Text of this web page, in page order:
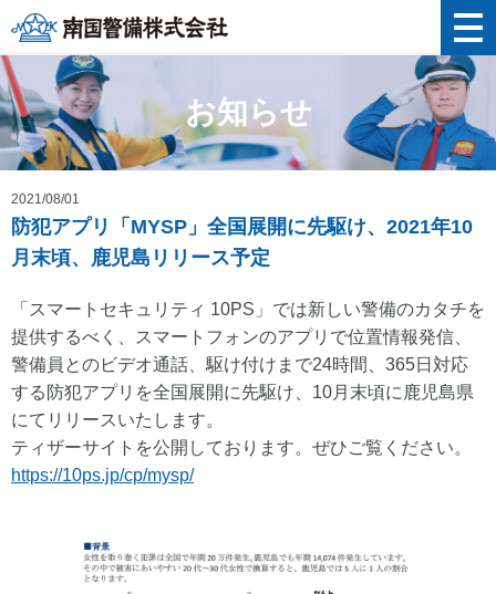
南国警備株式会社
お知らせ
2021/08/01
防犯アプリ「MYSP」全国展開に先駆け、2021年10
月末頃、鹿児島リリース予定
「スマートセキュリティ 10PS」では新しい警備のカタチを
提供するべく、スマートフォンのアプリで位置情報発信、
警備員とのビデオ通話、駆け付けまで24時間、365日対応
する防犯アプリを全国展開に先駆け、10月末頃に鹿児島県
にてリリースいたします。
ティザーサイトを公開しております。ぜひご覧ください。
https://10ps.jp/cp/mysp/